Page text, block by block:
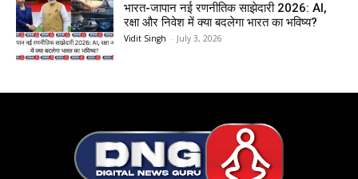
भारत-जापान नई रणनीतिक साझेदारी 2026: AI,
रक्षा और निवेश में क्या बदलेगा भारत का भविष्य?
Vidit Singh - July 3, 2026